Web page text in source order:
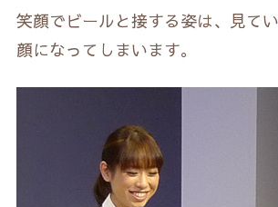
笑顔でビールと接する姿は、見て
顔になってしまいます。